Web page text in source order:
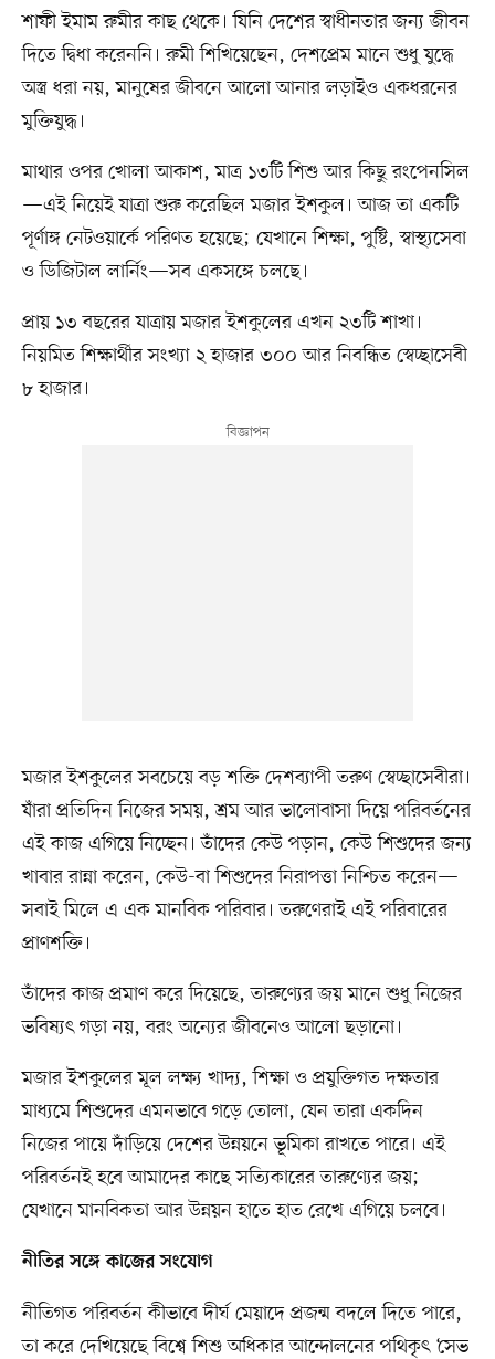
শাফী ইমাম রুমীর কাছ থেকে। যিনি দেশের স্বাধীনতার জন্য জীবন
দিতে দ্বিধা করেননি। রুমী শিখিয়েছেন, দেশপ্রেম মানে শুধু যুদ্ধে
অস্ত্র ধরা নয়, মানুষের জীবনে আলো আনার লড়াইও একধরনের
মুক্তিযুদ্ধ।
মাথার ওপর খোলা আকাশ, মাত্র ১৩টি শিশু আর কিছু রংপেনসিল
—এই নিয়েই যাত্রা শুরু করেছিল মজার ইশকুল। আজ তা একটি
পূর্ণাঙ্গ নেটওয়ার্কে পরিণত হয়েছে; যেখানে শিক্ষা, পুষ্টি, স্বাস্থ্যসেবা
ও ডিজিটাল লার্নিং—সব একসঙ্গে চলছে।
প্রায় ১৩ বছরের যাত্রায় মজার ইশকুলের এখন ২৩টি শাখা।
নিয়মিত শিক্ষার্থীর সংখ্যা ২ হাজার ৩০০ আর নিবন্ধিত স্বেচ্ছাসেবী
৮ হাজার।
মজার ইশকুলের সবচেয়ে বড় শক্তি দেশব্যাপী তরুণ স্বেচ্ছাসেবীরা।
যাঁরা প্রতিদিন নিজের সময়, শ্রম আর ভালোবাসা দিয়ে পরিবর্তনের
এই কাজ এগিয়ে নিচ্ছেন। তাঁদের কেউ পড়ান, কেউ শিশুদের জন্য
খাবার রান্না করেন, কেউ-বা শিশুদের নিরাপত্তা নিশ্চিত করেন—
সবাই মিলে এ এক মানবিক পরিবার। তরুণেরাই এই পরিবারের
প্রাণশক্তি।
তাঁদের কাজ প্রমাণ করে দিয়েছে, তারুণ্যের জয় মানে শুধু নিজের
ভবিষ্যৎ গড়া নয়, বরং অন্যের জীবনেও আলো ছড়ানো।
মজার ইশকুলের মূল লক্ষ্য খাদ্য, শিক্ষা ও প্রযুক্তিগত দক্ষতার
মাধ্যমে শিশুদের এমনভাবে গড়ে তোলা, যেন তারা একদিন
নিজের পায়ে দাঁড়িয়ে দেশের উন্নয়নে ভূমিকা রাখতে পারে। এই
পরিবর্তনই হবে আমাদের কাছে সত্যিকারের তারুণ্যের জয়;
যেখানে মানবিকতা আর উন্নয়ন হাতে হাত রেখে এগিয়ে চলবে।
নীতির সঙ্গে কাজের সংযোগ
নীতিগত পরিবর্তন কীভাবে দীর্ঘ মেয়াদে প্রজন্ম বদলে দিতে পারে,
তা করে দেখিয়েছে বিশ্বে শিশু অধিকার আন্দোলনের পথিকৃৎ ‘সেভ